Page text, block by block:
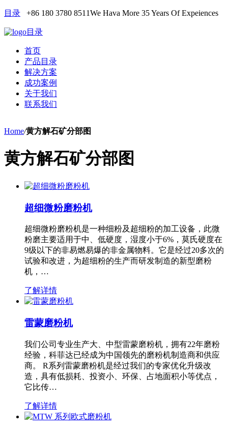
目录 +86 180 3780 8511We Hava More 35 Years Of Expeiences
目录
首页
产品目录
解决方案
成功案例
关于我们
联系我们
Home/黄方解石矿分部图
黄方解石矿分部图
超细微粉磨粉机
超细微粉磨粉机是一种细粉及超细粉的加工设备，此微
粉磨主要适用于中、低硬度，湿度小于6%，莫氏硬度在
9级以下的非易燃易爆的非金属物料。它是经过20多次的
试验和改进，为超细粉的生产而研发制造的新型磨粉
机，…
了解详情
雷蒙磨粉机
我们公司专业生产大、中型雷蒙磨粉机，拥有22年磨粉
经验，科菲达已经成为中国领先的磨粉机制造商和供应
商。 R系列雷蒙磨粉机是经过我们的专家优化升级改
造，具有低损耗、投资小、环保、占地面积小等优点，
它比传…
了解详情